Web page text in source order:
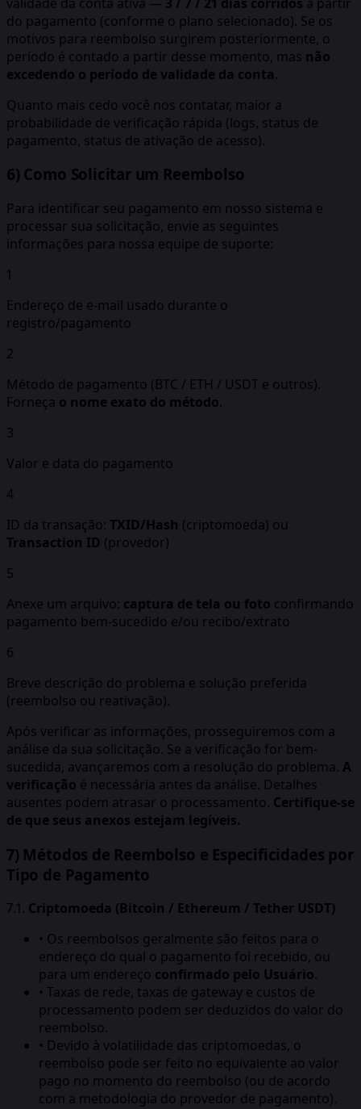
do pagamento (conforme o plano selecionado). Se os
motivos para reembolso surgirem posteriormente, o
período é contado a partir desse momento, mas não
excedendo o período de validade da conta.
Quanto mais cedo você nos contatar, maior a
probabilidade de verificação rápida (logs, status de
pagamento, status de ativação de acesso).
6) Como Solicitar um Reembolso
Para identificar seu pagamento em nosso sistema e
processar sua solicitação, envie as seguintes
informações para nossa equipe de suporte:
1
Endereço de e-mail usado durante o
registro/pagamento
2
Método de pagamento (BTC / ETH / USDT e outros).
Forneça o nome exato do método.
3
Valor e data do pagamento
4
ID da transação: TXID/Hash (criptomoeda) ou
Transaction ID (provedor)
5
Anexe um arquivo: captura de tela ou foto confirmando
pagamento bem-sucedido e/ou recibo/extrato
6
Breve descrição do problema e solução preferida
(reembolso ou reativação).
Após verificar as informações, prosseguiremos com a
análise da sua solicitação. Se a verificação for bem-
sucedida, avançaremos com a resolução do problema. A
verificação é necessária antes da análise. Detalhes
ausentes podem atrasar o processamento. Certifique-se
de que seus anexos estejam legíveis.
7) Métodos de Reembolso e Especificidades por
Tipo de Pagamento
7.1. Criptomoeda (Bitcoin / Ethereum / Tether USDT)
• Os reembolsos geralmente são feitos para o
endereço do qual o pagamento foi recebido, ou
para um endereço confirmado pelo Usuário.
• Taxas de rede, taxas de gateway e custos de
processamento podem ser deduzidos do valor do
reembolso.
• Devido à volatilidade das criptomoedas, o
reembolso pode ser feito no equivalente ao valor
pago no momento do reembolso (ou de acordo
com a metodologia do provedor de pagamento).